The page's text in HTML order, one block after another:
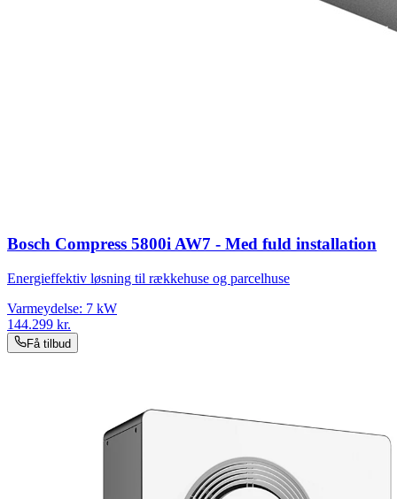
Bosch Compress 5800i AW7 - Med fuld installation
Energieffektiv løsning til rækkehuse og parcelhuse
Varmeydelse: 7 kW
144.299 kr.
Få tilbud